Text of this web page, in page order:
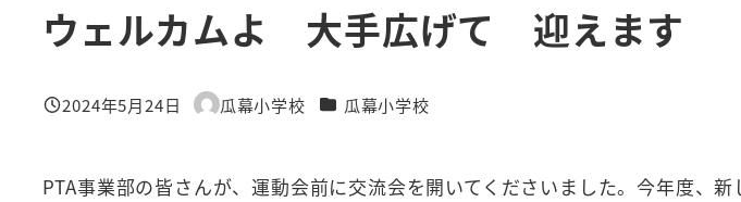
ウェルカムよ 大手広げて 迎えます
投稿日
2024年5月24日
著
瓜幕小学校 カテゴリー
瓜幕小学校
PTA事業部の皆さんが、運動会前に交流会を開いてくださいました。今年度、